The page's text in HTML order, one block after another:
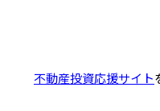
不動産投資応援サイト